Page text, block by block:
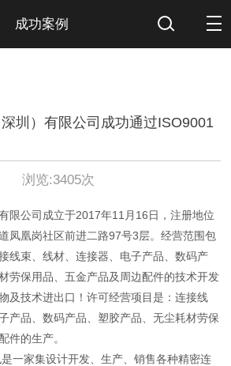
成功案例
圳）有限公司成功通过ISO9001
浏览:3405次
公司成立于2017年11月16日，注册地位
凤凰岗社区前进二路97号3层。经营范围包
线束、线材、连接器、电子产品、数码产
劳保用品、五金产品及周边配件的技术开发
及技术进出口！许可经营项目是：连接线
产品、数码产品、塑胶产品、无尘耗材劳保
件的生产。
家集设计开发、生产、销售各种精密连